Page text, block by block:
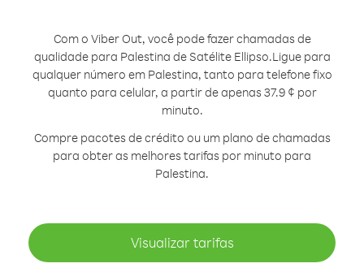
Com o Viber Out, você pode fazer chamadas de
qualidade para Palestina de Satélite Ellipso.Ligue para
qualquer número em Palestina, tanto para telefone fixo
quanto para celular, a partir de apenas 37.9 ¢ por
minuto.
Compre pacotes de crédito ou um plano de chamadas
para obter as melhores tarifas por minuto para
Palestina.
Visualizar tarifas